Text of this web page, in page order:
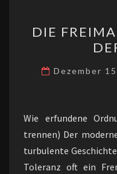
DIE
Dezember
Wie erfundene
trennen) Der
turbulente
Toleranz oft ein